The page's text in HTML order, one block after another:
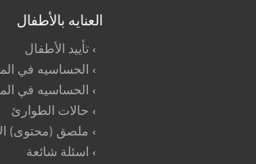
العنايه بالأطفال
تأييد الأطفال
الحساسيه في
الحساسيه في
حالات الطوارئ
ملصق (محتوى)
اسئلة شائعة